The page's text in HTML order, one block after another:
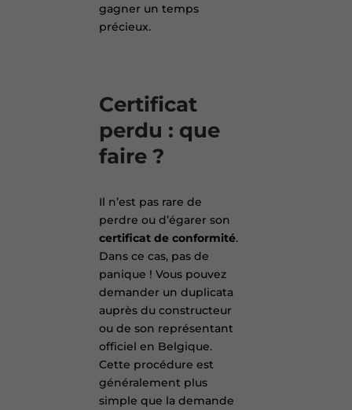
gagner un temps
précieux.
Certificat
perdu : que
faire ?
Il n’est pas rare de
perdre ou d’égarer son
certificat de conformité.
Dans ce cas, pas de
panique ! Vous pouvez
demander un duplicata
auprès du constructeur
ou de son représentant
officiel en Belgique.
Cette procédure est
généralement plus
simple que la demande